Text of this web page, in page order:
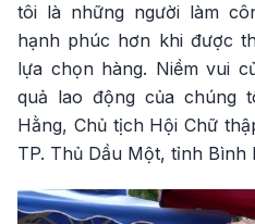
tôi là những người làm
hạnh phúc hơn khi được
lựa chọn hàng. Niềm vui
quả lao động của chúng
Hằng, Chủ tịch Hội Chữ
TP. Thủ Dầu Một, tỉnh Bình